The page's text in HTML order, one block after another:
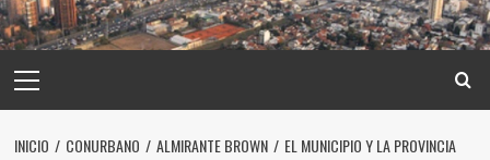
principal
INICIO CONURBANO ALMIRANTE BROWN
EL MUNICIPIO Y LA PROVINCIA